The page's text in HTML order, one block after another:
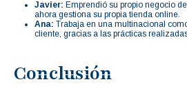
Javier: Emprendió su propio negocio
ahora gestiona su propia tienda online.
Ana: Trabaja en una multinacional
cliente, gracias a las prácticas
Conclusión